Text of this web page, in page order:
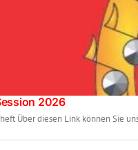
2026
Über diesen Link können Sie